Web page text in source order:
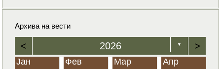
Архива на вести
< 2026 ▼ >
Јан Фев Мар Апр